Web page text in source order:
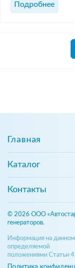
Подробнее
Главная
Каталог
Контакты
© 2026 ООО
генераторов.
Информация на
определяемой
положениями Статьи